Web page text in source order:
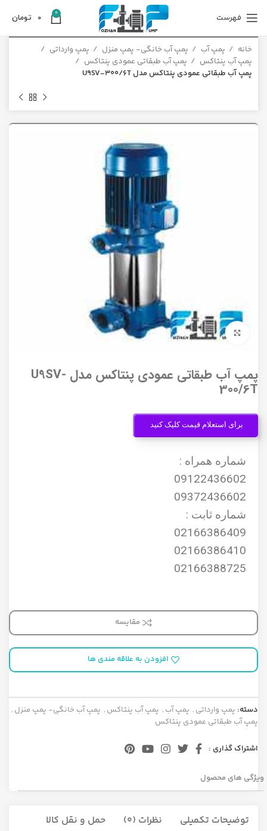
فهرست 0
0 تومان
خانه پمپ آب پمپ آب خانگی- پمپ منزل
پمپ وارداتی
پمپ آب پنتاکس
پمپ آب طبقاتی عمودی پنتاکس
پمپ آب طبقاتی عمودی پنتاکس مدل U9SV-300/6T
برای بزرگنمایی کلیک کنید
پمپ آب طبقاتی عمودی پنتاکس مدل U9SV-
300/6T
برای استعلام قیمت کلیک کنید
شماره همراه :
09122436602
09372436602
شماره ثابت :
02166386409
02166386410
02166388725
مقایسه
افزودن به علاقه مندی ها
دسته: پمپ وارداتی , پمپ آب , پمپ آب پنتاکس , پمپ آب خانگی- پمپ منزل ,
پمپ آب طبقاتی عمودی پنتاکس
اشتراک گذاری :
ویژگی های محصول
توضیحات تکمیلی نظرات (0) حمل و نقل کالا